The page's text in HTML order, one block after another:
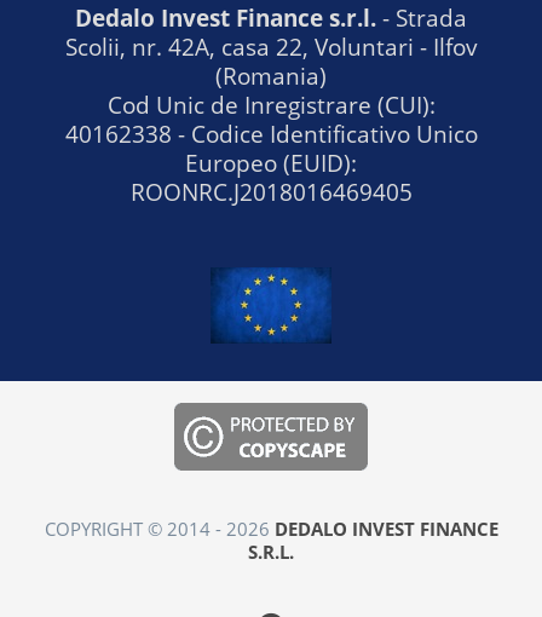
Dedalo Invest Finance s.r.l.- Strada
Scolii, nr. 42A, casa 22, Voluntari - Ilfov
(Romania)
Cod Unic de Inregistrare (CUI):
40162338 - Codice Identificativo Unico
Europeo (EUID):
ROONRC.J2018016469405
COPYRIGHT © 2014 - 2026 DEDALO INVEST FINANCE
S.R.L.